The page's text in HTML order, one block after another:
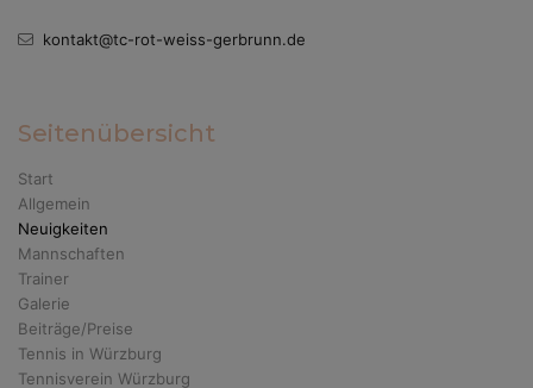
kontakt@tc-rot-weiss-gerbrunn.de
Seitenübersicht
Start
Allgemein
Neuigkeiten
Mannschaften
Trainer
Galerie
Beiträge/Preise
Tennis in Würzburg
Tennisverein Würzburg